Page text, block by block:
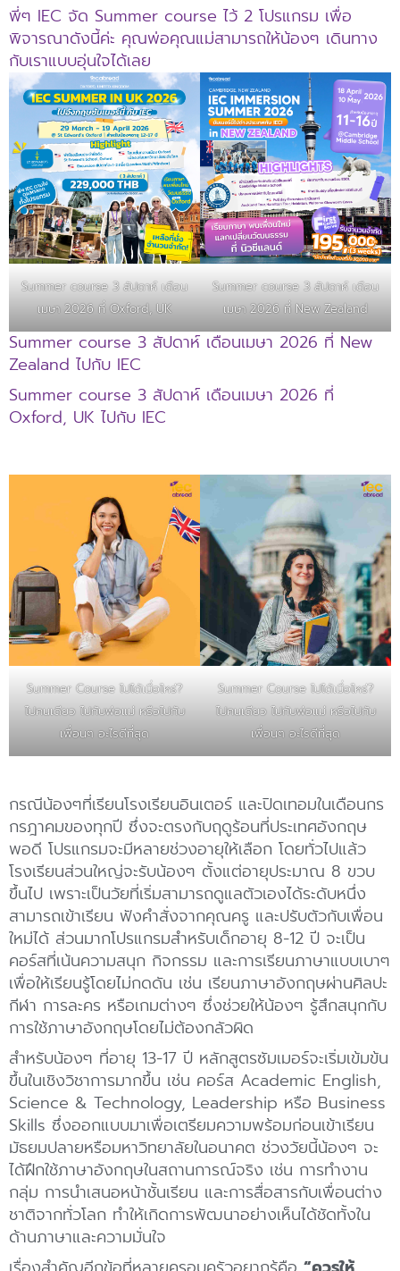
พี่ๆ IEC จัด Summer course ไว้ 2 โปรแกรม เพื่อ
พิจารณาดังนี้ค่ะ คุณพ่อคุณแม่สามารถให้น้องๆ เดินทาง
กับเราแบบอุ่นใจได้เลย
Summer course 3 สัปดาห์ เดือน
เมษา 2026 ที่ Oxford, UK
Summer course 3 สัปดาห์ เดือน
เมษา 2026 ที่ New Zealand
Summer course 3 สัปดาห์ เดือนเมษา 2026 ที่ New
Zealand ไปกับ IEC
Summer course 3 สัปดาห์ เดือนเมษา 2026 ที่
Oxford, UK ไปกับ IEC
Summer Course ไปได้เมื่อไหร่?
ไปคนเดียว ไปกับพ่อแม่ หรือไปกับ
เพื่อนๆ อะไรดีที่สุด
Summer Course ไปได้เมื่อไหร่?
ไปคนเดียว ไปกับพ่อแม่ หรือไปกับ
เพื่อนๆ อะไรดีที่สุด
กรณีน้องๆที่เรียนโรงเรียนอินเตอร์ และปิดเทอมในเดือนกร
กรฎาคมของทุกปี ซึ่งจะตรงกับฤดูร้อนที่ประเทศอังกฤษ
พอดี โปรแกรมจะมีหลายช่วงอายุให้เลือก โดยทั่วไปแล้ว
โรงเรียนส่วนใหญ่จะรับน้องๆ ตั้งแต่อายุประมาณ 8 ขวบ
ขึ้นไป เพราะเป็นวัยที่เริ่มสามารถดูแลตัวเองได้ระดับหนึ่ง
สามารถเข้าเรียน ฟังคำสั่งจากคุณครู และปรับตัวกับเพื่อน
ใหม่ได้ ส่วนมากโปรแกรมสำหรับเด็กอายุ 8-12 ปี จะเป็น
คอร์สที่เน้นความสนุก กิจกรรม และการเรียนภาษาแบบเบาๆ
เพื่อให้เรียนรู้โดยไม่กดดัน เช่น เรียนภาษาอังกฤษผ่านศิลปะ
กีฬา การละคร หรือเกมต่างๆ ซึ่งช่วยให้น้องๆ รู้สึกสนุกกับ
การใช้ภาษาอังกฤษโดยไม่ต้องกลัวผิด
สำหรับน้องๆ ที่อายุ 13-17 ปี หลักสูตรซัมเมอร์จะเริ่มเข้มข้น
ขึ้นในเชิงวิชาการมากขึ้น เช่น คอร์ส Academic English,
Science & Technology, Leadership หรือ Business
Skills ซึ่งออกแบบมาเพื่อเตรียมความพร้อมก่อนเข้าเรียน
มัธยมปลายหรือมหาวิทยาลัยในอนาคต ช่วงวัยนี้น้องๆ จะ
ได้ฝึกใช้ภาษาอังกฤษในสถานการณ์จริง เช่น การทำงาน
กลุ่ม การนำเสนอหน้าชั้นเรียน และการสื่อสารกับเพื่อนต่าง
ชาติจากทั่วโลก ทำให้เกิดการพัฒนาอย่างเห็นได้ชัดทั้งใน
ด้านภาษาและความมั่นใจ